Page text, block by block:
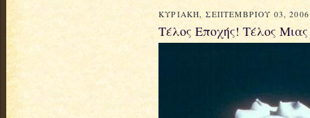
ΚΥΡΙΑΚΉ, ΣΕΠΤΕΜΒΡΊΟΥ 03, 2006
Τέλος Εποχής! Τέλος